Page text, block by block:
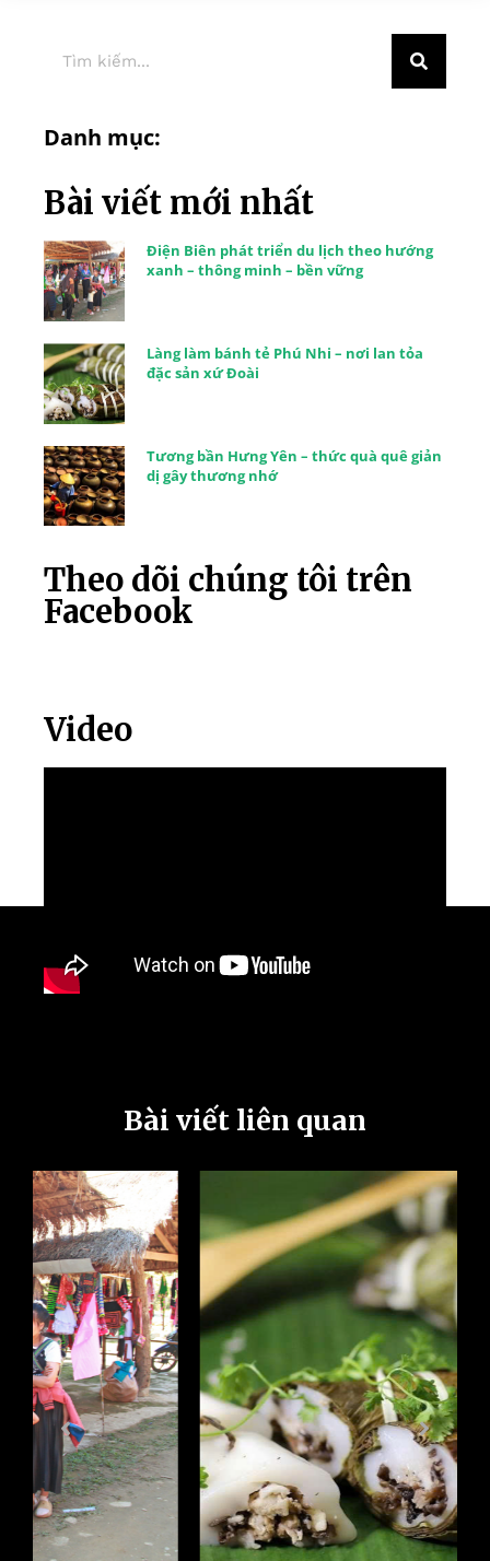
Danh mục:
Bài viết mới nhất
Điện Biên phát triển du lịch theo hướng
xanh – thông minh – bền vững
Làng làm bánh tẻ Phú Nhi – nơi lan tỏa
đặc sản xứ Đoài
Tương bần Hưng Yên – thức quà quê giản
dị gây thương nhớ
Theo dõi chúng tôi trên
Facebook
Video
Bài viết liên quan